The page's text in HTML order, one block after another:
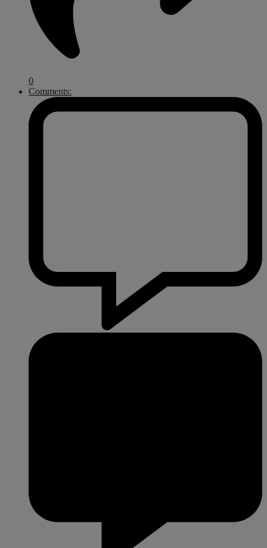
0
Comments: